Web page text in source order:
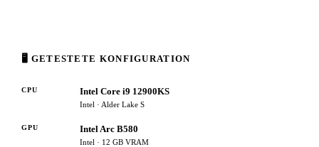
🖥 GETESTETE KONFIGURATION
CPU Intel Core i9 12900KS
Intel · Alder Lake S
GPU Intel Arc B580
Intel · 12 GB VRAM